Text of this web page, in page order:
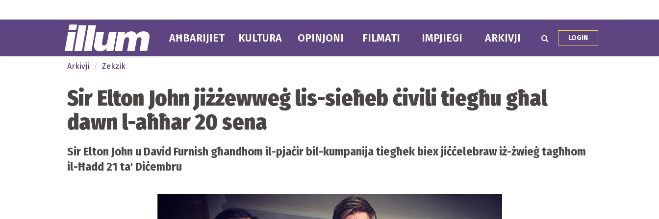
AĦBARIJIET KULTURA OPINJONI FILMATI IMPJIEGI ARKIVJI LOGIN
Arkivji Zekzik
Sir Elton John jiżżewweġ lis-sieħeb ċivili tiegħu għal
dawn l-aħħar 20 sena
Sir Elton John u David Furnish għandhom il-pjaċir bil-kumpanija tiegħek biex jiċċelebraw iż-żwieġ tagħhom
il-Ħadd 21 ta' Diċembru